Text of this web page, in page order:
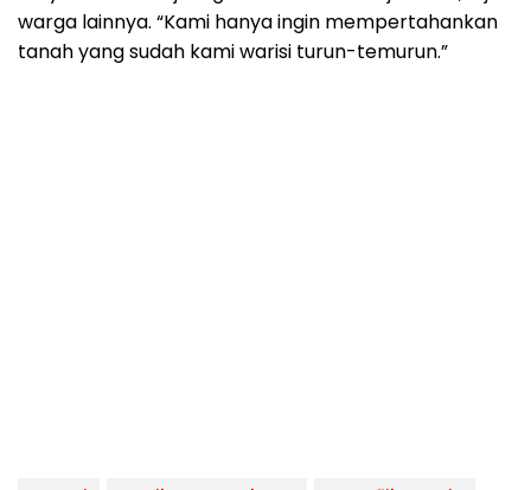
warga lainnya. “Kami hanya ingin mempertahankan
tanah yang sudah kami warisi turun-temurun.”